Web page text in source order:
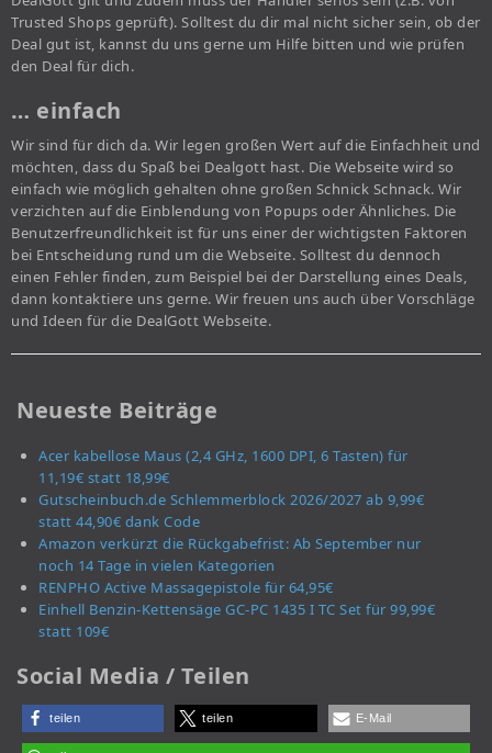
Trusted Shops geprüft). Solltest du dir mal nicht sicher sein, ob der
Deal gut ist, kannst du uns gerne um Hilfe bitten und wie prüfen
den Deal für dich.
… einfach
Wir sind für dich da. Wir legen großen Wert auf die Einfachheit und
möchten, dass du Spaß bei Dealgott hast. Die Webseite wird so
einfach wie möglich gehalten ohne großen Schnick Schnack. Wir
verzichten auf die Einblendung von Popups oder Ähnliches. Die
Benutzerfreundlichkeit ist für uns einer der wichtigsten Faktoren
bei Entscheidung rund um die Webseite. Solltest du dennoch
einen Fehler finden, zum Beispiel bei der Darstellung eines Deals,
dann kontaktiere uns gerne. Wir freuen uns auch über Vorschläge
und Ideen für die DealGott Webseite.
Neueste Beiträge
Acer kabellose Maus (2,4 GHz, 1600 DPI, 6 Tasten) für
11,19€ statt 18,99€
Gutscheinbuch.de Schlemmerblock 2026/2027 ab 9,99€
statt 44,90€ dank Code
Amazon verkürzt die Rückgabefrist: Ab September nur
noch 14 Tage in vielen Kategorien
RENPHO Active Massagepistole für 64,95€
Einhell Benzin-Kettensäge GC-PC 1435 I TC Set für 99,99€
statt 109€
Social Media / Teilen
teilen teilen E-Mail